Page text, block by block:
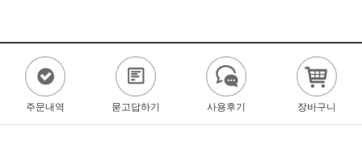
주문내역 묻고답하기 사용후기 장바구니